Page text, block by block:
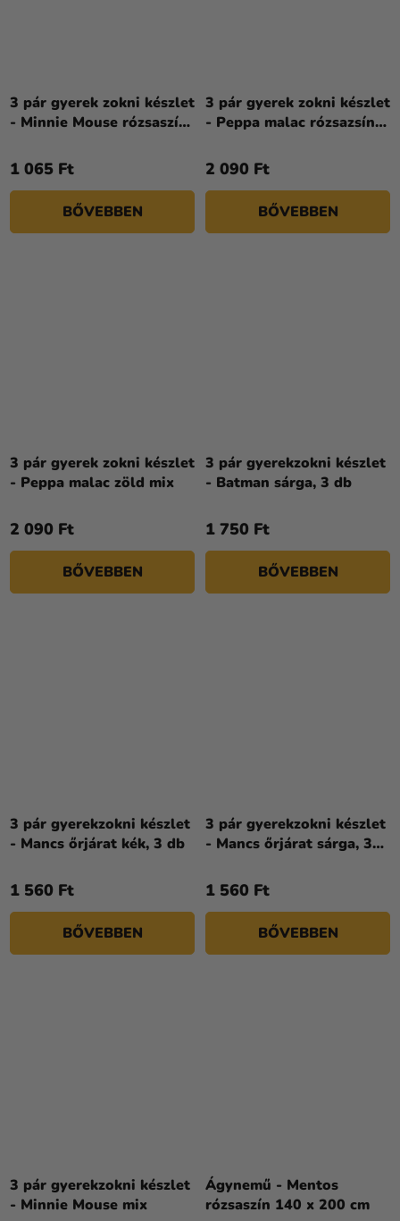
3 pár gyerek zokni készlet
- Minnie Mouse rózsaszín
1 065 Ft
BŐVEBBEN
3 pár gyerek zokni készlet
- Peppa malac rózsazsín
2 090 Ft
BŐVEBBEN
3 pár gyerek zokni készlet
- Peppa malac zöld mix
2 090 Ft
BŐVEBBEN
3 pár gyerekzokni készlet
- Batman sárga, 3 db
1 750 Ft
BŐVEBBEN
3 pár gyerekzokni készlet
- Mancs őrjárat kék, 3 db
1 560 Ft
BŐVEBBEN
3 pár gyerekzokni készlet
- Mancs őrjárat sárga, 3
1 560 Ft
BŐVEBBEN
3 pár gyerekzokni készlet
- Minnie Mouse mix
Ágynemű - Mentos
rózsaszín 140 x 200 cm